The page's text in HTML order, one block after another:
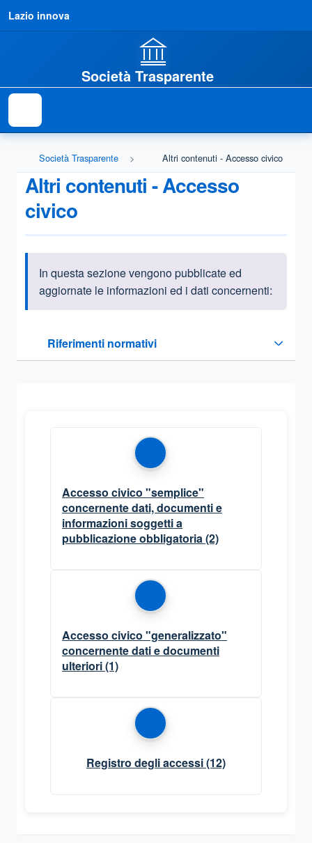
Lazio innova
Società Trasparente
Società Trasparente Altri contenuti - Accesso civico
Altri contenuti - Accesso
civico
Informazioni introduttive
In questa sezione vengono pubblicate ed
aggiornate le informazioni ed i dati concernenti:
Riferimenti normativi
Sezione compressa
Accesso civico "semplice"
concernente dati, documenti e
informazioni soggetti a
pubblicazione obbligatoria (2)
Accesso civico "generalizzato"
concernente dati e documenti
ulteriori(1)
Registro degli accessi(12)